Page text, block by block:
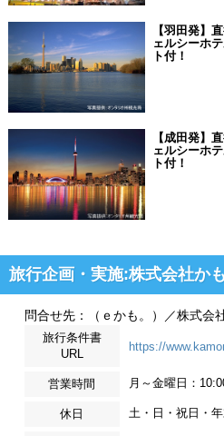
【羽田発】
ェルシーホ
ト付！
【成田発】
ェルシーホ
ト付！
旅行企画・実施:株式会社か
問合せ先：（ｅかも。）／株式会
旅行条件書
URL
https://
営業時間 月～金曜日：
休日 土・日・祝日・